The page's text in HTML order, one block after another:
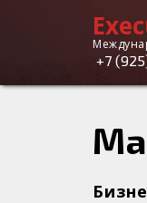
MBA
+7